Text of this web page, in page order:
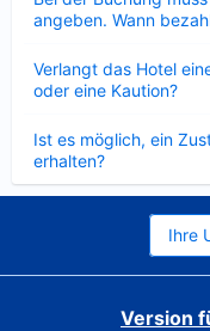
angeben. Wann
Verlangt das Hotel
oder eine Kaution?
Ist es möglich, ein
erhalten?
Ihre
Version